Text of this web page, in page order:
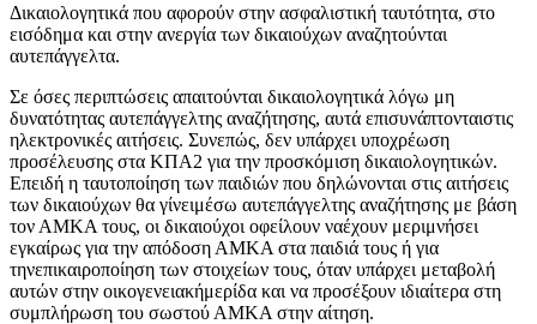
Δικαιολογητικά που αφορούν στην ασφαλιστική ταυτότητα, στο
εισόδημα και στην ανεργία των δικαιούχων αναζητούνται
αυτεπάγγελτα.
Σε όσες περιπτώσεις απαιτούνται δικαιολογητικά λόγω μη
δυνατότητας αυτεπάγγελτης αναζήτησης, αυτά επισυνάπτονταιστις
ηλεκτρονικές αιτήσεις. Συνεπώς, δεν υπάρχει υποχρέωση
προσέλευσης στα ΚΠΑ2 για την προσκόμιση δικαιολογητικών.
Επειδή η ταυτοποίηση των παιδιών που δηλώνονται στις αιτήσεις
των δικαιούχων θα γίνειμέσω αυτεπάγγελτης αναζήτησης με βάση
τον ΑΜΚΑ τους, οι δικαιούχοι οφείλουν ναέχουν μεριμνήσει
εγκαίρως για την απόδοση ΑΜΚΑ στα παιδιά τους ή για
τηνεπικαιροποίηση των στοιχείων τους, όταν υπάρχει μεταβολή
αυτών στην οικογενειακήμερίδα και να προσέξουν ιδιαίτερα στη
συμπλήρωση του σωστού ΑΜΚΑ στην αίτηση.